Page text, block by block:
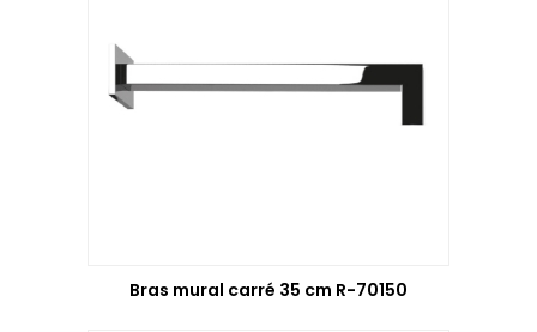
Bras mural carré 35 cm R-70150